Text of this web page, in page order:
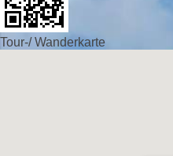
Tour-/ Wanderkarte